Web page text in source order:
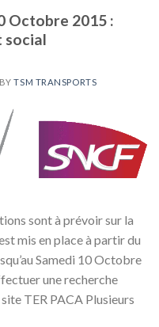
Octobre 2015 :
social
BYTSM TRANSPORTS
sont à prévoir sur la
mis en place à partir du
Samedi 10 Octobre
une recherche
TER PACA Plusieurs